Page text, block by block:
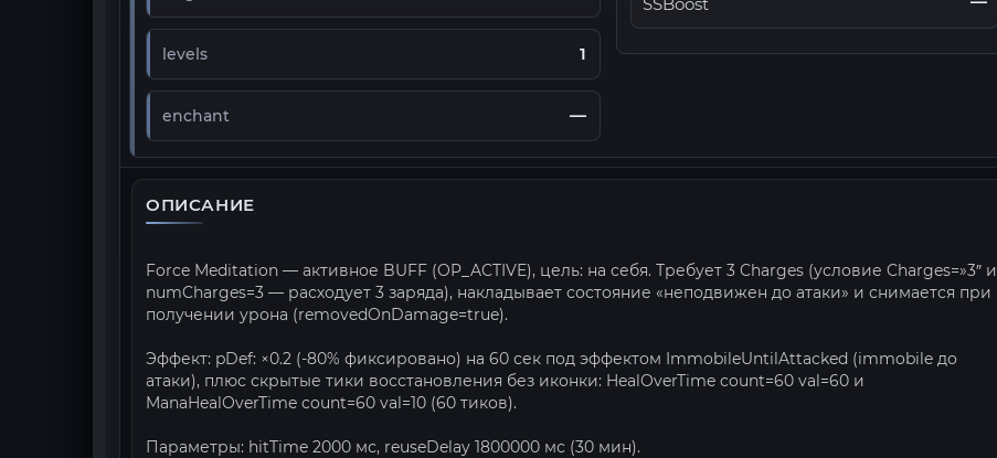
levels 1
enchant —
SSBoost
ОПИСАНИЕ
Force Meditation — активное BUFF (OP_ACTIVE), цель: на себя. Требует 3 Charges (условие Charges=»3″ и
numCharges=3 — расходует 3 заряда), накладывает состояние «неподвижен до атаки» и снимается при
получении урона (removedOnDamage=true).
Эффект: pDef: ×0.2 (-80% фиксировано) на 60 сек под эффектом ImmobileUntilAttacked (immobile до
атаки), плюс скрытые тики восстановления без иконки: HealOverTime count=60 val=60 и
ManaHealOverTime count=60 val=10 (60 тиков).
Параметры: hitTime 2000 мс, reuseDelay 1800000 мс (30 мин).